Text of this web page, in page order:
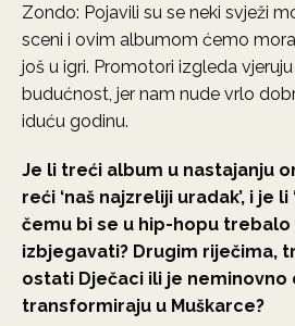
Zondo: Pojavili su se neki svježi
sceni i ovim albumom ćemo
još u igri. Promotori izgleda
budućnost, jer nam nude vrlo
iduću godinu.
Je li treći album u nastajanju
reći ‘naš najzreliji uradak’, i je
čemu bi se u hip-hopu trebalo
izbjegavati? Drugim riječima,
ostati Dječaci ili je neminovno
transformiraju u Muškarce?